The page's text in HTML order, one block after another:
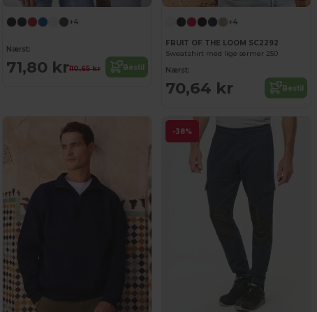
+4
Nærst:
71,80 kr110,65 kr Bestil
+4
FRUIT OF THE LOOM SC2292
Sweatshirt med lige ærmer 250
Nærst:
70,64 kr Bestil
-38%